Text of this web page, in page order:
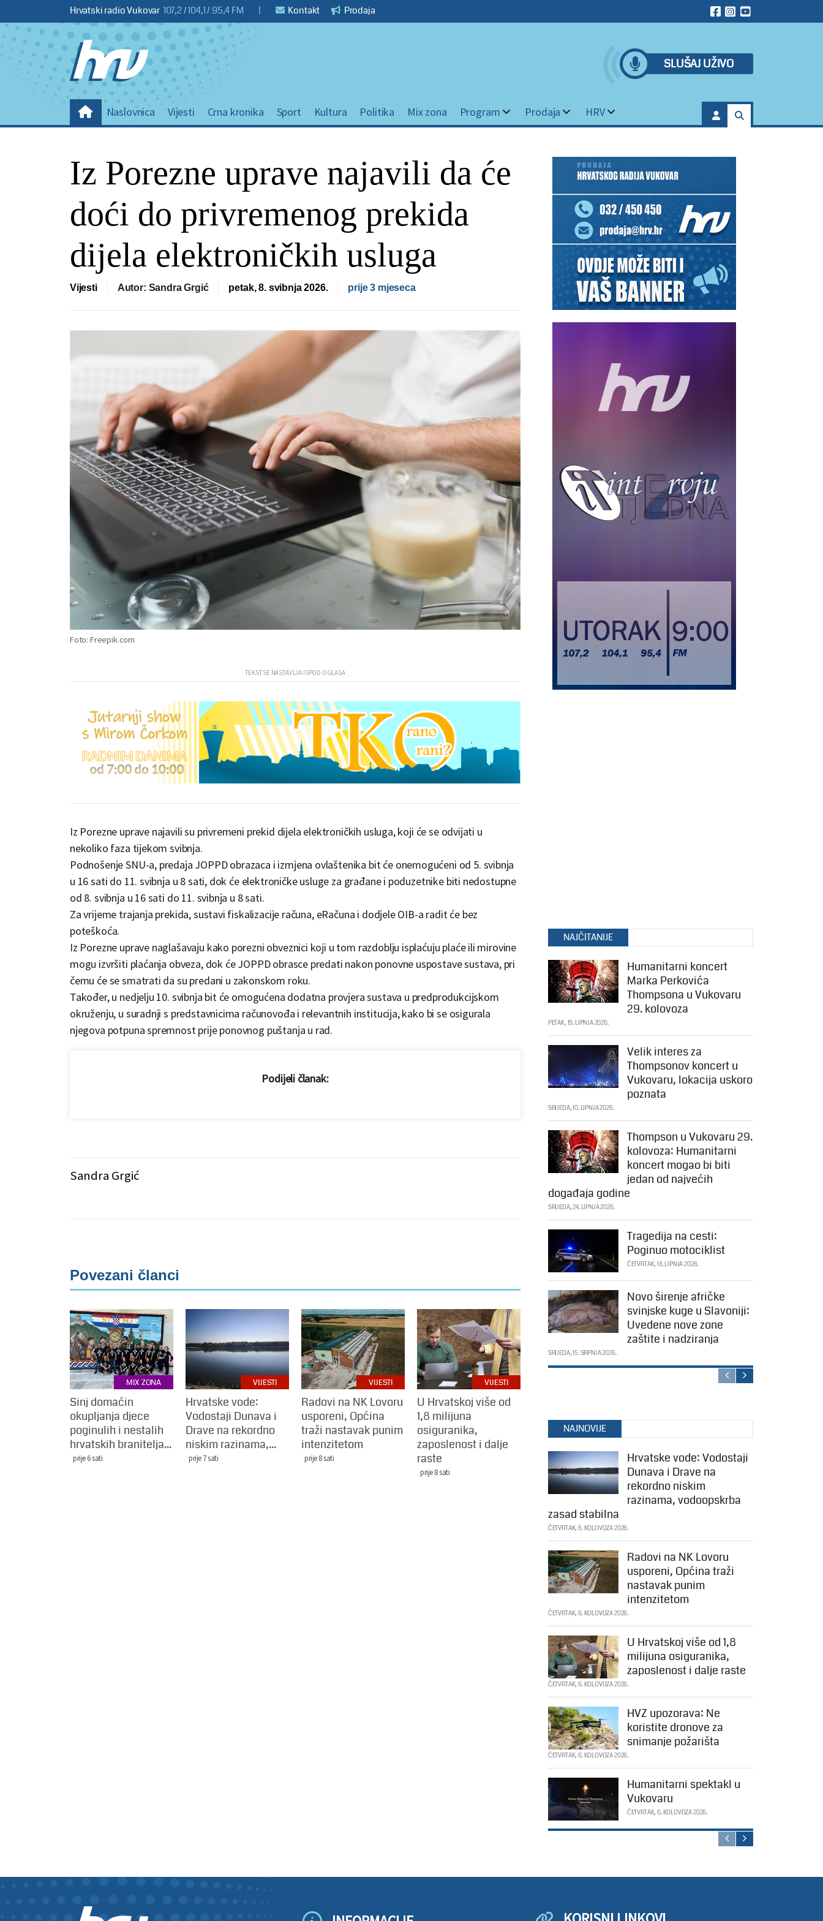
Hrvatski radio Vukovar 107,2 / 104,1 / 95,4 FM | Kontakt Prodaja
SLUŠAJ UŽIVO
Naslovnica Vijesti Crna kronika Sport Kultura Politika Mix zona Program Prodaja HRV
Iz Porezne uprave najavili da će
doći do privremenog prekida
dijela elektroničkih usluga
Vijesti Autor: Sandra Grgić petak, 8. svibnja 2026. prije 3 mjeseca
Foto: Freepik.com
Iz Porezne uprave najavili su privremeni prekid dijela elektroničkih usluga, koji će se odvijati u
nekoliko faza tijekom svibnja.
Podnošenje SNU-a, predaja JOPPD obrazaca i izmjena ovlaštenika bit će onemogućeni od 5. svibnja
u 16 sati do 11. svibnja u 8 sati, dok će elektroničke usluge za građane i poduzetnike biti nedostupne
od 8. svibnja u 16 sati do 11. svibnja u 8 sati.
Za vrijeme trajanja prekida, sustavi fiskalizacije računa, eRačuna i dodjele OIB-a radit će bez
poteškoća.
Iz Porezne uprave naglašavaju kako porezni obveznici koji u tom razdoblju isplaćuju plaće ili mirovine
mogu izvršiti plaćanja obveza, dok će JOPPD obrasce predati nakon ponovne uspostave sustava, pri
čemu će se smatrati da su predani u zakonskom roku.
Također, u nedjelju 10. svibnja bit će omogućena dodatna provjera sustava u predprodukcijskom
okruženju, u suradnji s predstavnicima računovođa i relevantnih institucija, kako bi se osigurala
njegova potpuna spremnost prije ponovnog puštanja u rad.
Podijeli članak:
Sandra Grgić
Povezani članci
MIX ZONA
Sinj domaćin
okupljanja djece
poginulih i nestalih
hrvatskih branitelja...
prije 6 sati
VIJESTI
Hrvatske vode:
Vodostaji Dunava i
Drave na rekordno
niskim razinama,...
prije 7 sati
VIJESTI
Radovi na NK Lovoru
usporeni, Općina
traži nastavak punim
intenzitetom
prije 8 sati
VIJESTI
U Hrvatskoj više od
1,8 milijuna
osiguranika,
zaposlenost i dalje
raste
prije 8 sati
NAJČITANIJE
Humanitarni koncert
Marka Perkovića
Thompsona u Vukovaru
29. kolovoza
PETAK, 19. LIPNJA 2026.
Velik interes za
Thompsonov koncert u
Vukovaru, lokacija uskoro
poznata
SRIJEDA, 10. LIPNJA 2026.
Thompson u Vukovaru 29.
kolovoza: Humanitarni
koncert mogao bi biti
jedan od najvećih
događaja godine
SRIJEDA, 24. LIPNJA 2026.
Tragedija na cesti:
Poginuo motociklist
ČETVRTAK, 18. LIPNJA 2026.
Novo širenje afričke
svinjske kuge u Slavoniji:
Uvedene nove zone
zaštite i nadziranja
SRIJEDA, 15. SRPNJA 2026.
NAJNOVIJE
Hrvatske vode: Vodostaji
Dunava i Drave na
rekordno niskim
razinama, vodoopskrba
zasad stabilna
ČETVRTAK, 6. KOLOVOZA 2026.
Radovi na NK Lovoru
usporeni, Općina traži
nastavak punim
intenzitetom
ČETVRTAK, 6. KOLOVOZA 2026.
U Hrvatskoj više od 1,8
milijuna osiguranika,
zaposlenost i dalje raste
ČETVRTAK, 6. KOLOVOZA 2026.
HVZ upozorava: Ne
koristite dronove za
snimanje požarišta
ČETVRTAK, 6. KOLOVOZA 2026.
Humanitarni spektakl u
Vukovaru
ČETVRTAK, 6. KOLOVOZA 2026.